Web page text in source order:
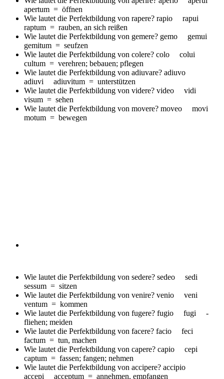
apertum = öffnen
Wie lautet die Perfektbildung von rapere? rapio rapui
raptum = rauben, an sich reißen
Wie lautet die Perfektbildung von gemere? gemo gemui
gemitum = seufzen
Wie lautet die Perfektbildung von colere? colo colui
cultum = verehren; bebauen; pflegen
Wie lautet die Perfektbildung von adiuvare? adiuvo
adiuvi adiuvitum = unterstützen
Wie lautet die Perfektbildung von videre? video vidi
visum = sehen
Wie lautet die Perfektbildung von movere? moveo movi
motum = bewegen
Wie lautet die Perfektbildung von sedere? sedeo sedi
sessum = sitzen
Wie lautet die Perfektbildung von venire? venio veni
ventum = kommen
Wie lautet die Perfektbildung von fugere? fugio fugi -
fliehen; meiden
Wie lautet die Perfektbildung von facere? facio feci
factum = tun, machen
Wie lautet die Perfektbildung von capere? capio cepi
captum = fassen; fangen; nehmen
Wie lautet die Perfektbildung von accipere? accipio
accepi acceptum = annehmen, empfangen